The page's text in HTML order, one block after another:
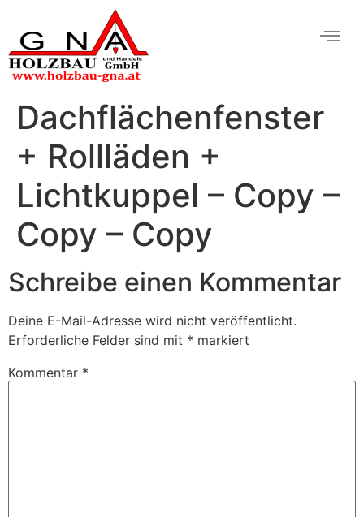
Dachflächenfenster
+ Rollläden +
Lichtkuppel – Copy –
Copy – Copy
Schreibe einen Kommentar
Deine E-Mail-Adresse wird nicht veröffentlicht.
Erforderliche Felder sind mit * markiert
Kommentar *